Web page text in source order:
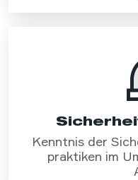
Kenntnis der
praktiken im